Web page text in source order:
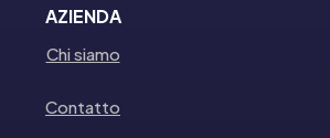
AZIENDA
Chi siamo
Contatto